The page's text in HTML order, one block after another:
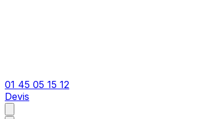
01 45 05 15 12
Devis